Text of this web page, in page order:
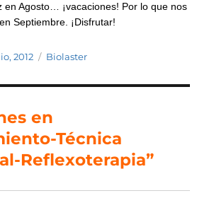
en Agosto… ¡vacaciones! Por lo que nos
Septiembre. ¡Disfrutar!
2012 Categorías
Biolaster
en
Técnica
Reflexoterapia”